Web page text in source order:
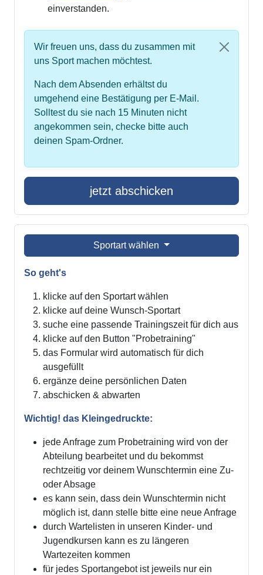
einverstanden.
Wir freuen uns, dass du zusammen mit
uns Sport machen möchtest.
Nach dem Absenden erhältst du
umgehend eine Bestätigung per E-Mail.
Solltest du sie nach 15 Minuten nicht
angekommen sein, checke bitte auch
deinen Spam-Ordner.
jetzt abschicken
Sportart wählen
So geht's
klicke auf den Sportart wählen
klicke auf deine Wunsch-Sportart
suche eine passende Trainingszeit für dich aus
klicke auf den Button "Probetraining"
das Formular wird automatisch für dich
ausgefüllt
ergänze deine persönlichen Daten
abschicken & abwarten
Wichtig! das Kleingedruckte:
jede Anfrage zum Probetraining wird von der
Abteilung bearbeitet und du bekommst
rechtzeitig vor deinem Wunschtermin eine Zu-
oder Absage
es kann sein, dass dein Wunschtermin nicht
möglich ist, dann stelle bitte eine neue Anfrage
durch Wartelisten in unseren Kinder- und
Jugendkursen kann es zu längeren
Wartezeiten kommen
für jedes Sportangebot ist jeweils nur ein